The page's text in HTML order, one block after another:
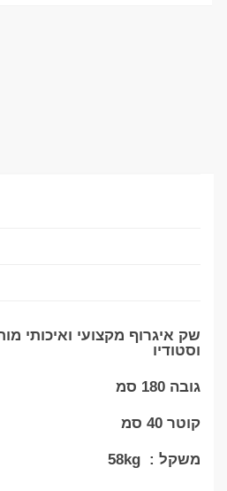
שק איגרוף מקצועי ואיכותי
וסטודיו
גובה 180 סמ
קוטר 40 סמ
משקל : 58kg